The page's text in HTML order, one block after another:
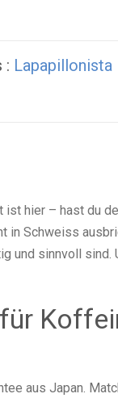
: Lapapillonista
hier – hast du
in Schweiss
und sinnvoll
aus Japan.